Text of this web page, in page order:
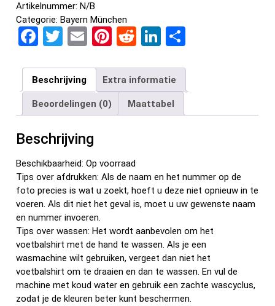
Artikelnummer:N/B
Categorie:Bayern München
F
ce
b
o
o
k
T
tt
er
E
ail
Pi
er
es
t
R
d
di
t
Li
ke
dI
n
e
n
Beschrijving Extra informatie
Beoordelingen (0) Maattabel
Beschrijving
Beschikbaarheid: Op voorraad
Tips over afdrukken: Als de naam en het nummer op de
foto precies is wat u zoekt, hoeft u deze niet opnieuw in te
voeren. Als dit niet het geval is, moet u uw gewenste naam
en nummer invoeren.
Tips over wassen: Het wordt aanbevolen om het
voetbalshirt met de hand te wassen. Als je een
wasmachine wilt gebruiken, vergeet dan niet het
voetbalshirt om te draaien en dan te wassen. En vul de
machine met koud water en gebruik een zachte wascyclus,
zodat je de kleuren beter kunt beschermen.